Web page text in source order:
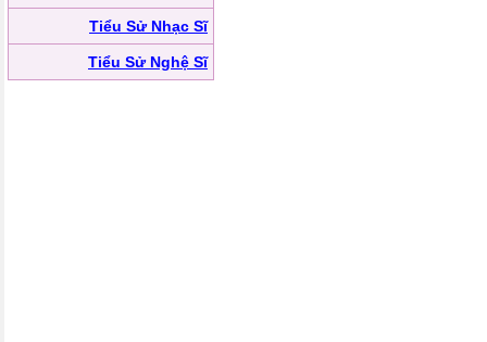
Tiểu Sử Nhạc Sĩ
Tiểu Sử Nghệ Sĩ